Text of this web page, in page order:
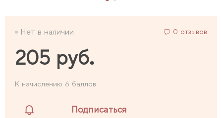
Нет в наличии 0 отзывов
205 руб.
К начислению 6 баллов
Подписаться